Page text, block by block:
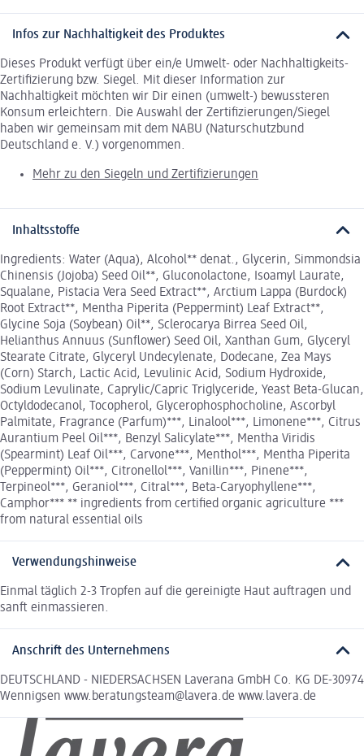
Infos zur Nachhaltigkeit des Produktes
Dieses Produkt verfügt über ein/e Umwelt- oder Nachhaltigkeits-
Zertifizierung bzw. Siegel. Mit dieser Information zur
Nachhaltigkeit möchten wir Dir einen (umwelt-) bewussteren
Konsum erleichtern. Die Auswahl der Zertifizierungen/Siegel
haben wir gemeinsam mit dem NABU (Naturschutzbund
Deutschland e. V.) vorgenommen.
Mehr zu den Siegeln und Zertifizierungen
Inhaltsstoffe
Ingredients: Water (Aqua), Alcohol** denat., Glycerin, Simmondsia
Chinensis (Jojoba) Seed Oil**, Gluconolactone, Isoamyl Laurate,
Squalane, Pistacia Vera Seed Extract**, Arctium Lappa (Burdock)
Root Extract**, Mentha Piperita (Peppermint) Leaf Extract**,
Glycine Soja (Soybean) Oil**, Sclerocarya Birrea Seed Oil,
Helianthus Annuus (Sunflower) Seed Oil, Xanthan Gum, Glyceryl
Stearate Citrate, Glyceryl Undecylenate, Dodecane, Zea Mays
(Corn) Starch, Lactic Acid, Levulinic Acid, Sodium Hydroxide,
Sodium Levulinate, Caprylic/Capric Triglyceride, Yeast Beta-Glucan,
Octyldodecanol, Tocopherol, Glycerophosphocholine, Ascorbyl
Palmitate, Fragrance (Parfum)***, Linalool***, Limonene***, Citrus
Aurantium Peel Oil***, Benzyl Salicylate***, Mentha Viridis
(Spearmint) Leaf Oil***, Carvone***, Menthol***, Mentha Piperita
(Peppermint) Oil***, Citronellol***, Vanillin***, Pinene***,
Terpineol***, Geraniol***, Citral***, Beta-Caryophyllene***,
Camphor*** ** ingredients from certified organic agriculture ***
from natural essential oils
Verwendungshinweise
Einmal täglich 2-3 Tropfen auf die gereinigte Haut auftragen und
sanft einmassieren.
Anschrift des Unternehmens
DEUTSCHLAND - NIEDERSACHSEN Laverana GmbH Co. KG DE-30974
Wennigsen www.beratungsteam@lavera.de www.lavera.de